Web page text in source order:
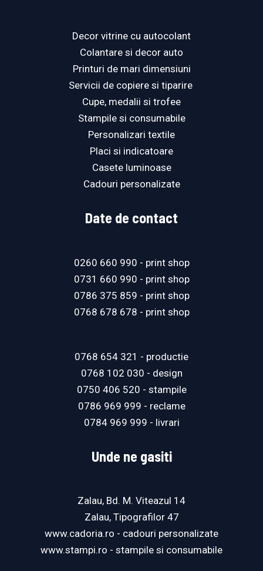
Decor vitrine cu autocolant
Colantare si decor auto
Printuri de mari dimensiuni
Servicii de copiere si tiparire ​
Cupe, medalii si trofee
Stampile si consumabile
Personalizari textile
Placi si indicatoare
Casete luminoase
Cadouri personalizate
Date de contact
0260 660 990 - print shop
0731 660 990 - print shop
0786 375 859 - print shop
0768 678 678 - print shop
0768 654 321 - productie
0768 102 030 - design
0750 406 520 - stampile
0786 969 999 - reclame
0784 969 999 - livrari
Unde ne gasiti
Zalau, Bd. M. Viteazul 14
Zalau, Tipografilor 47
www.cadoria.ro - cadouri personalizate
www.stampi.ro - stampile si consumabile